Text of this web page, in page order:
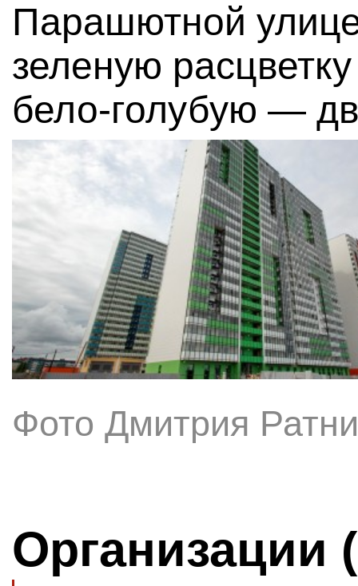
Парашютной
зеленую
бело-голубую —
Фото Дмитрия
Организации